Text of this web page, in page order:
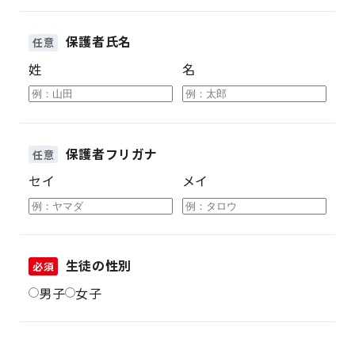
任意
保護者氏名
姓
名
任意
保護者フリガナ
セイ
メイ
必須
生徒の性別
男子 女子